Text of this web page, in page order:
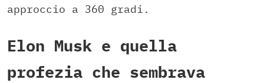
approccio a 360 gradi.
Elon Musk e quella
profezia che sembrava